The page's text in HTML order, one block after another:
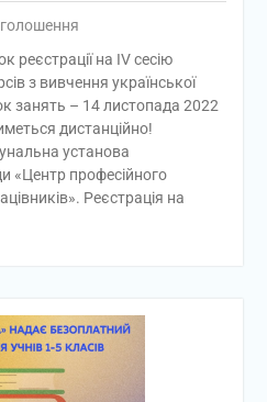
на ІV сесію
з вивчення української
занять – 14 листопада 2022
дистанційно!
установа
«Центр професійного
Реєстрація на